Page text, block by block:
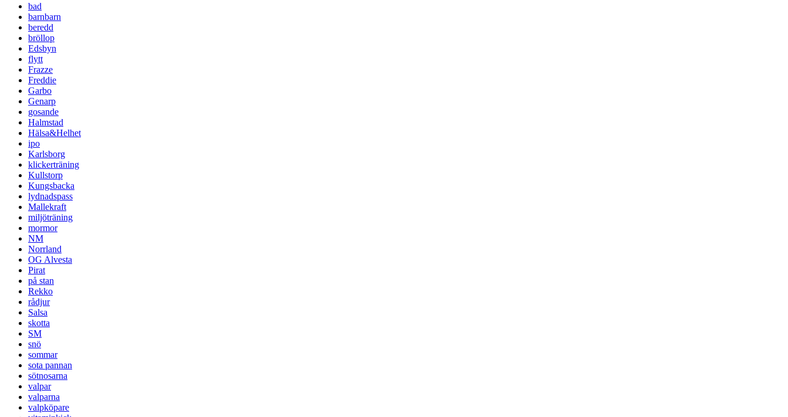
bad
barnbarn
beredd
bröllop
Edsbyn
flytt
Frazze
Freddie
Garbo
Genarp
gosande
Halmstad
Hälsa&Helhet
ipo
Karlsborg
klickerträning
Kullstorp
Kungsbacka
lydnadspass
Mallekraft
miljöträning
mormor
NM
Norrland
OG Alvesta
Pirat
på stan
Rekko
rådjur
Salsa
skotta
SM
snö
sommar
sota pannan
sötnosarna
valpar
valparna
valpköpare